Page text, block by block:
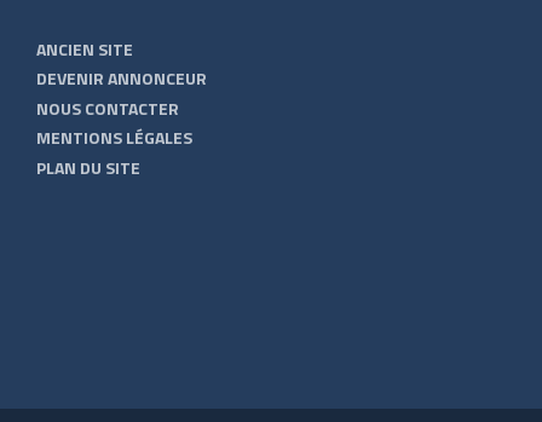
ANCIEN SITE
DEVENIR ANNONCEUR
NOUS CONTACTER
MENTIONS LÉGALES
PLAN DU SITE